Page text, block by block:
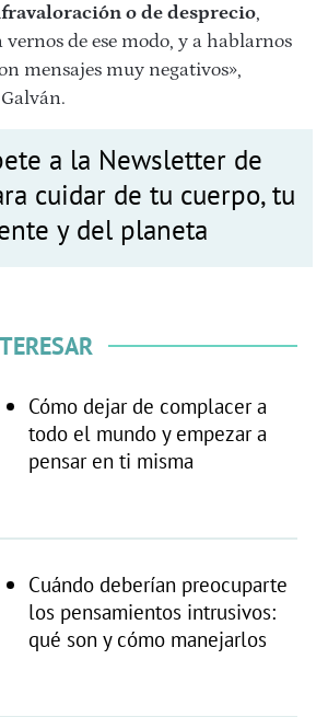
o de desprecio,
vernos de ese modo, y a hablarnos
mensajes muy negativos»,
a la Newsletter de
cuidar de tu cuerpo, tu
y del planeta
Cómo dejar de complacer a
todo el mundo y empezar a
pensar en ti misma
Cuándo deberían preocuparte
los pensamientos intrusivos:
qué son y cómo manejarlos